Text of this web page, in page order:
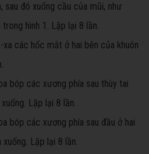
sau đó xuống cầu của mũi, như
hình 1. Lặp lại 8 lần.
các hốc mắt ở hai bên của khuôn
bóp các xương phía sau thùy tai
Lặp lại 8 lần.
bóp các xương phía sau đầu ở hai
Lặp lại 8 lần.